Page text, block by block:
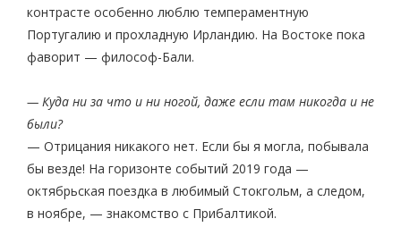
контрасте особенно люблю темпераментную
Португалию и прохладную Ирландию. На Востоке пока
фаворит — философ-Бали.
— Куда ни за что и ни ногой, даже если там никогда и не
были?
— Отрицания никакого нет. Если бы я могла, побывала
бы везде! На горизонте событий 2019 года —
октябрьская поездка в любимый Стокгольм, а следом,
в ноябре, — знакомство с Прибалтикой.